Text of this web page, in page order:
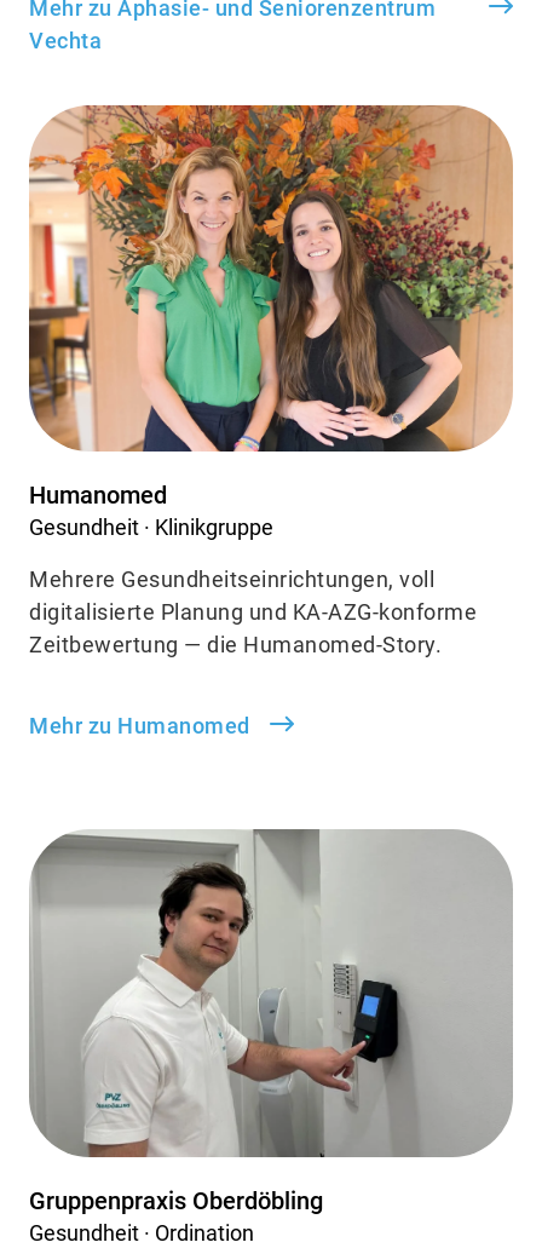
Mehr zu Aphasie- und Seniorenzentrum
Vechta
Humanomed
Gesundheit · Klinikgruppe
Mehrere Gesundheitseinrichtungen, voll
digitalisierte Planung und KA-AZG-konforme
Zeitbewertung — die Humanomed-Story.
Mehr zu Humanomed
Gruppenpraxis Oberdöbling
Gesundheit · Ordination